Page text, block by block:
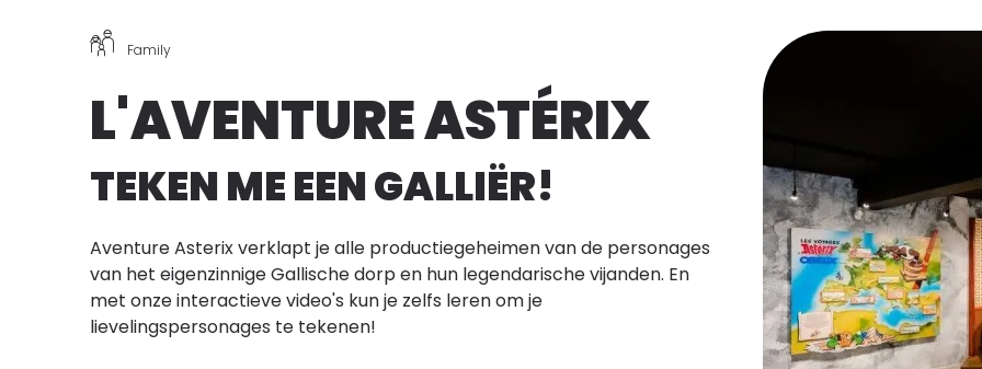
Family
L'AVENTURE ASTÉRIX
TEKEN ME EEN GALLIËR!
Aventure Asterix verklapt je alle productiegeheimen van de personages
van het eigenzinnige Gallische dorp en hun legendarische vijanden. En
met onze interactieve video's kun je zelfs leren om je
lievelingspersonages te tekenen!